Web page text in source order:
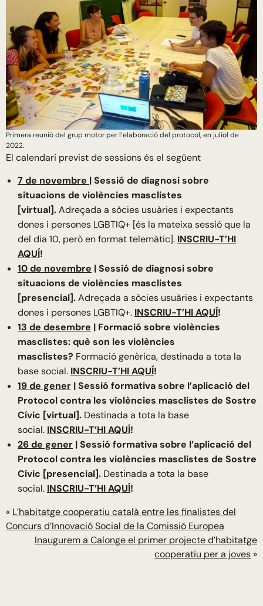
Primera reunió del grup motor per l’elaboració del protocol, en juliol de
2022.
El calendari previst de sessions és el següent
7 de novembre | Sessió de diagnosi sobre
situacions de violències masclistes
[virtual].Adreçada a sòcies usuàries i expectants
dones i persones LGBTIQ+ [és la mateixa sessió que la
del dia 10, però en format telemàtic]. INSCRIU-T’HI
AQUÍ!
10 de novembre | Sessió de diagnosi sobre
situacions de violències masclistes
[presencial].Adreçada a sòcies usuàries i expectants
dones i persones LGBTIQ+. INSCRIU-T’HI AQUÍ!
13 de desembre | Formació sobre violències
masclistes: què son les violències
masclistes? Formació genèrica, destinada a tota la
base social. INSCRIU-T’HI AQUÍ!
19 de gener | Sessió formativa sobre l’aplicació del
Protocol contra les violències masclistes de Sostre
Cívic [virtual]. Destinada a tota la base
social. INSCRIU-T’HI AQUÍ!
26 de gener | Sessió formativa sobre l’aplicació del
Protocol contra les violències masclistes de Sostre
Cívic [presencial]. Destinada a tota la base
social. INSCRIU-T’HI AQUÍ!
« L’habitatge cooperatiu català entre les finalistes del
Concurs d’Innovació Social de la Comissió Europea
Inaugurem a Calonge el primer projecte d’habitatge
cooperatiu per a joves »